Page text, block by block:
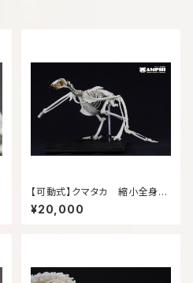
【可動式】クマタカ 縮小全身骨
格レプリカ【movable type】M
ountainhawk eagle, miniat
¥20,000